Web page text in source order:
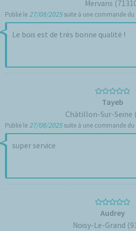
Mervans
Publié le27/08/2025suite à une commande du
Le bois est de très bonne qualité !
Tayeb
Châtillon-Sur-Seine
Publié le27/08/2025suite à une commande du
super service
Audrey
Noisy-Le-Grand